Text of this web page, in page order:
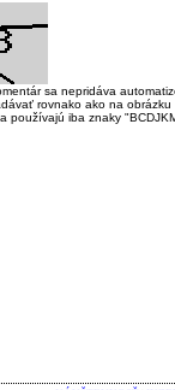
sa nepridáva
rovnako ako na
používajú iba znaky